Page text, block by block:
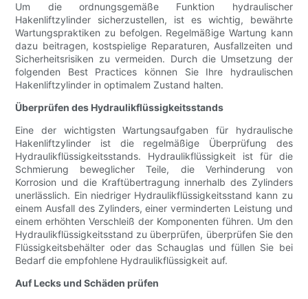
Um die ordnungsgemäße Funktion hydraulischer
Hakenliftzylinder sicherzustellen, ist es wichtig, bewährte
Wartungspraktiken zu befolgen. Regelmäßige Wartung kann
dazu beitragen, kostspielige Reparaturen, Ausfallzeiten und
Sicherheitsrisiken zu vermeiden. Durch die Umsetzung der
folgenden Best Practices können Sie Ihre hydraulischen
Hakenliftzylinder in optimalem Zustand halten.
Überprüfen des Hydraulikflüssigkeitsstands
Eine der wichtigsten Wartungsaufgaben für hydraulische
Hakenliftzylinder ist die regelmäßige Überprüfung des
Hydraulikflüssigkeitsstands. Hydraulikflüssigkeit ist für die
Schmierung beweglicher Teile, die Verhinderung von
Korrosion und die Kraftübertragung innerhalb des Zylinders
unerlässlich. Ein niedriger Hydraulikflüssigkeitsstand kann zu
einem Ausfall des Zylinders, einer verminderten Leistung und
einem erhöhten Verschleiß der Komponenten führen. Um den
Hydraulikflüssigkeitsstand zu überprüfen, überprüfen Sie den
Flüssigkeitsbehälter oder das Schauglas und füllen Sie bei
Bedarf die empfohlene Hydraulikflüssigkeit auf.
Auf Lecks und Schäden prüfen